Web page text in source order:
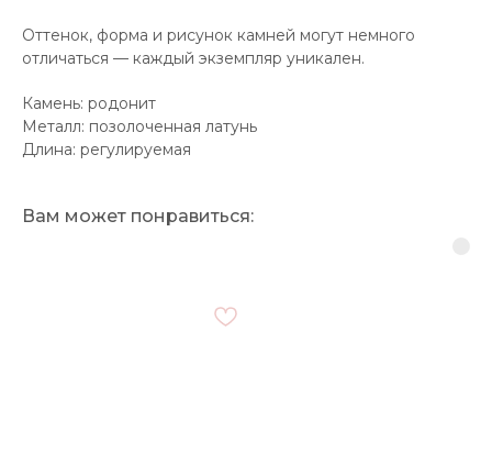
Оттенок, форма и рисунок камней могут немного
отличаться — каждый экземпляр уникален.
Камень: родонит
Металл: позолоченная латунь
Длина: регулируемая
Вам может понравиться: